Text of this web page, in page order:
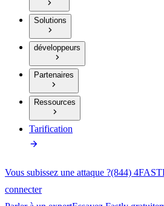
Solutions
développeurs
Partenaires
Ressources
Tarification
Vous subissez une attaque ?(844)
connecter